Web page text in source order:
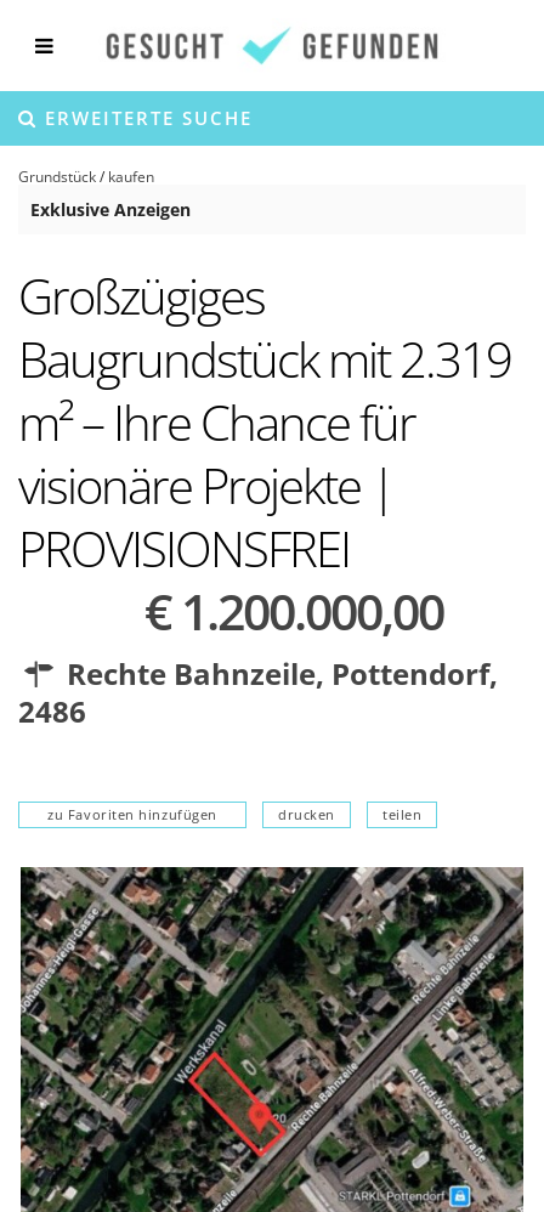
ERWEITERTE SUCHE
Grundstück/ kaufen
Exklusive Anzeigen
Großzügiges
Baugrundstück mit 2.319
m² – Ihre Chance für
visionäre Projekte |
PROVISIONSFREI
€ 1.200.000,00
Rechte Bahnzeile, Pottendorf,
2486
zu Favoriten hinzufügen drucken teilen